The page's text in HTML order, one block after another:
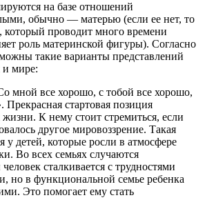
на базе отношений
обычно — матерью (если ее нет, то
который проводит много времени
роль материнской фигуры). Согласно
такие варианты представлений
и мире:
мной все хорошо, с тобой все хорошо,
стартовая позиция
К нему стоит стремиться, если
другое мировоззрение. Такая
у детей, которые росли в атмосфере
Во всех семьях случаются
сталкивается с трудностями
но в функциональной семье ребенка
Это помогает ему стать